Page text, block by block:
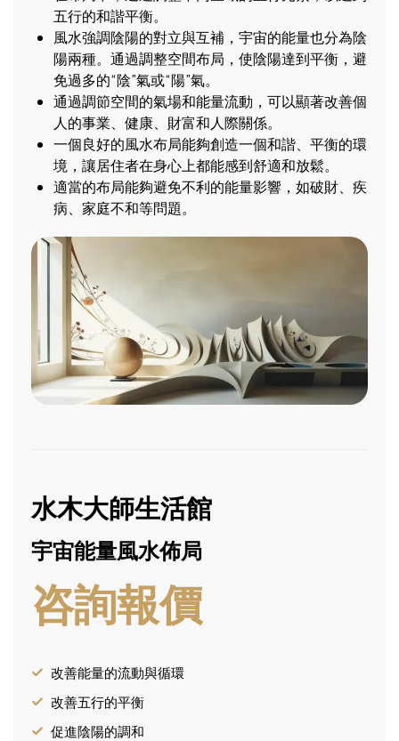
五行的和諧平衡。
風水強調陰陽的對立與互補，宇宙的能量也分為陰
陽兩種。通過調整空間布局，使陰陽達到平衡，避
免過多的“陰”氣或“陽”氣。
通過調節空間的氣場和能量流動，可以顯著改善個
人的事業、健康、財富和人際關係。
一個良好的風水布局能夠創造一個和諧、平衡的環
境，讓居住者在身心上都能感到舒適和放鬆。
適當的布局能夠避免不利的能量影響，如破財、疾
病、家庭不和等問題。
水木大師生活館
宇宙能量風水佈局
咨詢報價
改善能量的流動與循環
改善五行的平衡
促進陰陽的調和